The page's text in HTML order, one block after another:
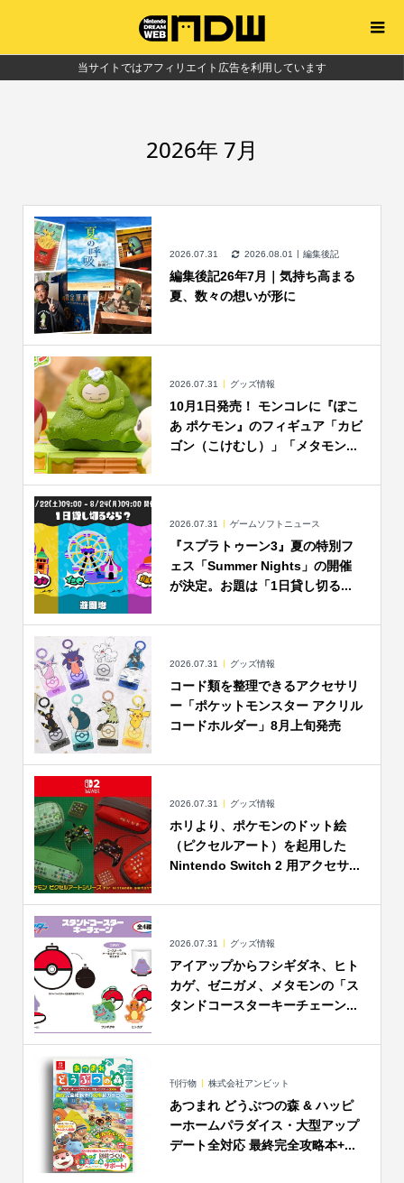
当サイトではアフィリエイト広告を利用しています
2026年 7月
2026.07.31 2026.08.01 編集後記
編集後記26年7月｜気持ち高まる
夏、数々の想いが形に
2026.07.31 グッズ情報
10月1日発売！ モンコレに『ぽこ
あ ポケモン』のフィギュア「カビ
ゴン（こけむし）」「メタモン...
2026.07.31 ゲームソフトニュース
『スプラトゥーン3』夏の特別フ
ェス「Summer Nights」の開催
が決定。お題は「1日貸し切る...
2026.07.31 グッズ情報
コード類を整理できるアクセサリ
ー「ポケットモンスター アクリル
コードホルダー」8月上旬発売
2026.07.31 グッズ情報
ホリより、ポケモンのドット絵
（ピクセルアート）を起用した
Nintendo Switch 2 用アクセサ...
2026.07.31 グッズ情報
アイアップからフシギダネ、ヒト
カゲ、ゼニガメ、メタモンの「ス
タンドコースターキーチェーン...
刊行物 株式会社アンビット
あつまれ どうぶつの森 & ハッピ
ーホームパラダイス・大型アップ
デート全対応 最終完全攻略本+...